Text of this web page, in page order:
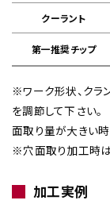
クーラント
第一推奨チップ
※ワーク形状、クラ
を調節して下さい。
面取り量が大きい
※穴面取り加工時
加工実例